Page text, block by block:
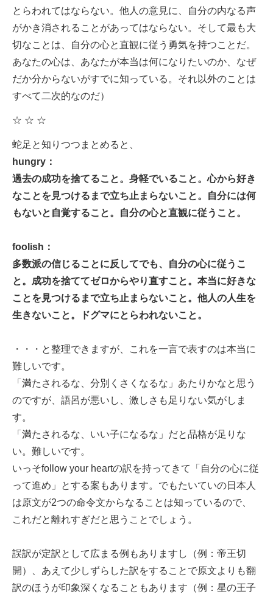
とらわれてはならない。他人の意見に、自分の内なる声
がかき消されることがあってはならない。そして最も大
切なことは、自分の心と直観に従う勇気を持つことだ。
あなたの心は、あなたが本当は何になりたいのか、なぜ
だか分からないがすでに知っている。それ以外のことは
すべて二次的なのだ）
☆ ☆ ☆
蛇足と知りつつまとめると、
hungry：
過去の成功を捨てること。身軽でいること。心から好き
なことを見つけるまで立ち止まらないこと。自分には何
もないと自覚すること。自分の心と直観に従うこと。
foolish：
多数派の信じることに反してでも、自分の心に従うこ
と。成功を捨ててゼロからやり直すこと。本当に好きな
ことを見つけるまで立ち止まらないこと。他人の人生を
生きないこと。ドグマにとらわれないこと。
・・・と整理できますが、これを一言で表すのは本当に
難しいです。
「満たされるな、分別くさくなるな」あたりかなと思う
のですが、語呂が悪いし、激しさも足りない気がしま
す。
「満たされるな、いい子になるな」だと品格が足りな
い。難しいです。
いっそfollow your heartの訳を持ってきて「自分の心に従
って進め」とする案もあります。でもたいていの日本人
は原文が2つの命令文からなることは知っているので、
これだと離れすぎだと思うことでしょう。
誤訳が定訳として広まる例もありますし（例：帝王切
開）、あえて少しずらした訳をすることで原文よりも翻
訳のほうが印象深くなることもあります（例：星の王子